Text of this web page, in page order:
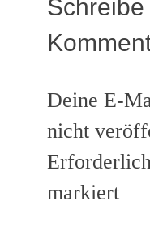
Schreibe
Deine E-
nicht
markiert